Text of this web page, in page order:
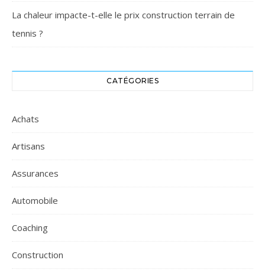
La chaleur impacte-t-elle le prix construction terrain de
tennis ?
CATÉGORIES
Achats
Artisans
Assurances
Automobile
Coaching
Construction